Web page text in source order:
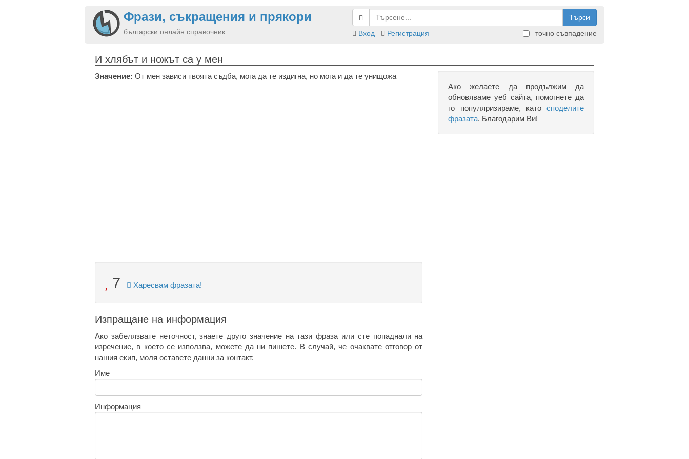
Фрази, съкращения и прякори
български онлайн справочник
Търси
Вход
Регистрация точно съвпадение
И хлябът и ножът са у мен
Значение: От мен зависи твоята съдба, мога да те издигна, но мога и да те унищожа
7 Харесвам фразата!
Изпращане на информация
Ако забелязвате неточност, знаете друго значение на тази фраза или сте попаднали на
изречение, в което се използва, можете да ни пишете. В случай, че очаквате отговор от
нашия екип, моля оставете данни за контакт.
Име
Информация
Ако желаете да продължим да
обновяваме уеб сайта, помогнете да
го популяризираме, като споделите
фразата. Благодарим Ви!